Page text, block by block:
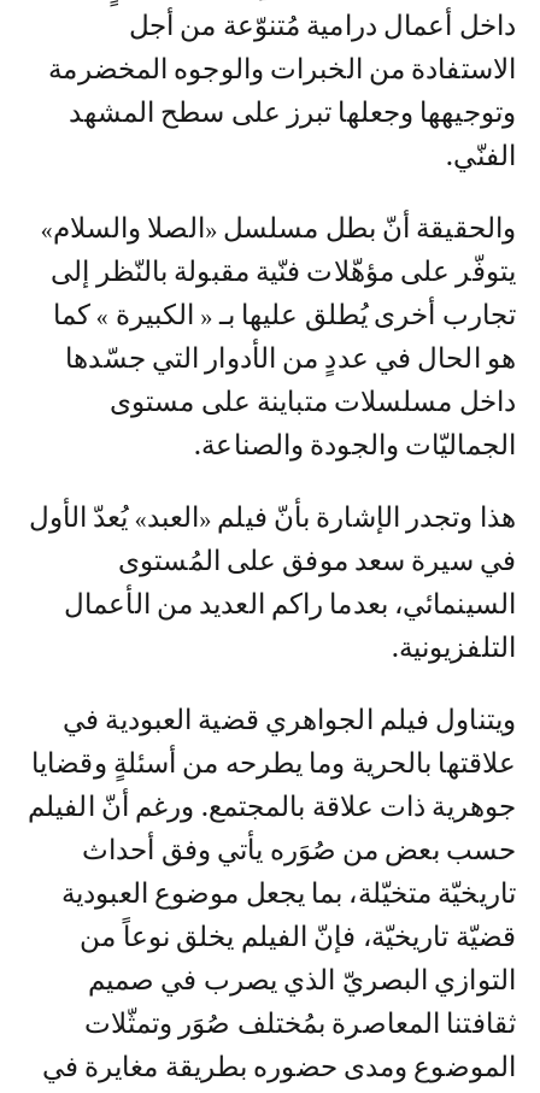
داخل أعمال درامية مُتنوّعة من أجل
الاستفادة من الخبرات والوجوه المخضرمة
وتوجيهها وجعلها تبرز على سطح المشهد
الفنّي.
والحقيقة أنّ بطل مسلسل «الصلا والسلام»
يتوفّر على مؤهّلات فنّية مقبولة بالنّظر إلى
تجارب أخرى يُطلق عليها بـ « الكبيرة » كما
هو الحال في عددٍ من الأدوار التي جسّدها
داخل مسلسلات متباينة على مستوى
الجماليّات والجودة والصناعة.
هذا وتجدر الإشارة بأنّ فيلم «العبد» يُعدّ الأول
في سيرة سعد موفق على المُستوى
السينمائي، بعدما راكم العديد من الأعمال
التلفزيونية.
ويتناول فيلم الجواهري قضية العبودية في
علاقتها بالحرية وما يطرحه من أسئلةٍ وقضايا
جوهرية ذات علاقة بالمجتمع. ورغم أنّ الفيلم
حسب بعض من صُوَره يأتي وفق أحداث
تاريخيّة متخيّلة، بما يجعل موضوع العبودية
قضيّة تاريخيّة، فإنّ الفيلم يخلق نوعاً من
التوازي البصريّ الذي يصرب في صميم
ثقافتنا المعاصرة بمُختلف صُوَر وتمثّلات
الموضوع ومدى حضوره بطريقة مغايرة في